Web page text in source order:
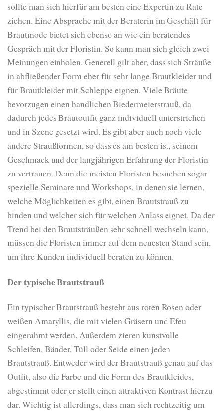
sollte man sich hierfür am besten eine Expertin zu Rate
ziehen. Eine Absprache mit der Beraterin im Geschäft für
Brautmode bietet sich ebenso an wie ein beratendes
Gespräch mit der Floristin. So kann man sich gleich zwei
Meinungen einholen. Generell gilt aber, dass sich Sträuße
in abfließender Form eher für sehr lange Brautkleider und
für Brautkleider mit Schleppe eignen. Viele Bräute
bevorzugen einen handlichen Biedermeierstrauß, da
dadurch jedes Brautoutfit ganz individuell unterstrichen
und in Szene gesetzt wird. Es gibt aber auch noch viele
andere Straußformen, so dass es am besten ist, seinem
Geschmack und der langjährigen Erfahrung der Floristin
zu vertrauen. Denn die meisten Floristen besuchen sogar
spezielle Seminare und Workshops, in denen sie lernen,
welche Möglichkeiten es gibt, einen Brautstrauß zu
binden und welcher sich für welchen Anlass eignet. Da der
Trend bei den Brautsträußen sehr schnell wechseln kann,
müssen die Floristen immer auf dem neuesten Stand sein,
um ihre Kunden individuell beraten zu können.
Der typische Brautstrauß
Ein typischer Brautstrauß besteht aus roten Rosen oder
weißen Amaryllis, die mit vielen Gräsern und Efeu
eingerahmt werden. Außerdem zieren kunstvolle
Schleifen, Bänder, Tüll oder Seide einen jeden
Brautstrauß. Entweder wird der Brautstrauß genau auf das
Outfit, also die Farbe und die Form des Brautkleides,
abgestimmt oder er stellt einen attraktiven Kontrast hierzu
dar. Wichtig ist allerdings, dass man sich rechtzeitig um